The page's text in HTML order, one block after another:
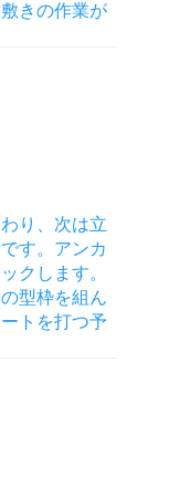
きの作業が
り、次は立
す。アンカ
クします。
型枠を組ん
トを打つ予